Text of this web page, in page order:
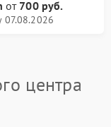
от 700 руб.
07.08.2026
центра